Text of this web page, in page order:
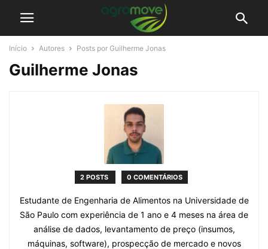
Início Autores Posts por Guilherme Jonas
Guilherme Jonas
2 POSTS 0 COMENTÁRIOS
Estudante de Engenharia de Alimentos na Universidade de
São Paulo com experiência de 1 ano e 4 meses na área de
análise de dados, levantamento de preço (insumos,
máquinas, software), prospecção de mercado e novos